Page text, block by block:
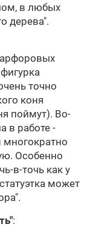
в любых
дерева".
точно
коня
поймут). Во-
в работе -
многократно
Особенно
в-точь как у
может
: